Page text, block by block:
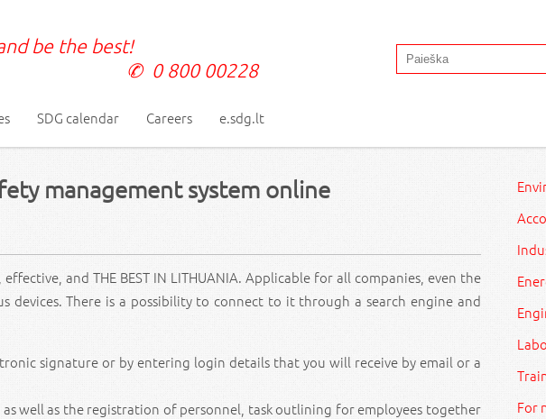
be the best!
0 800 00228
SDG calendar Careers e.sdg.lt
management system online
and THE BEST IN LITHUANIA. Applicable for all companies, even the
devices. There is a possibility to connect to it through a search engine and
signature or by entering login details that you will receive by email or a
well as the registration of personnel, task outlining for employees together
For